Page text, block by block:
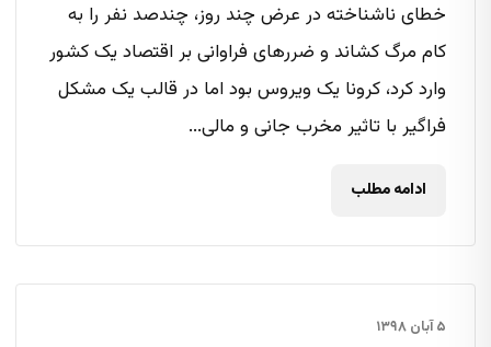
خطای ناشناخته در عرض چند روز، چندصد نفر را به
کام مرگ کشاند و ضررهای فراوانی بر اقتصاد یک کشور
وارد کرد، کرونا یک ویروس بود اما در قالب یک مشکل
فراگیر با تاثیر مخرب جانی و مالی...
ادامه مطلب
۵ آبان ۱۳۹۸